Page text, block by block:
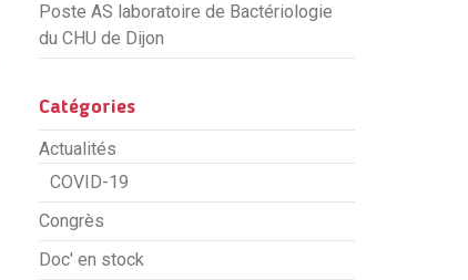
Poste AS laboratoire de Bactériologie
du CHU de Dijon
Catégories
Actualités
COVID-19
Congrès
Doc' en stock